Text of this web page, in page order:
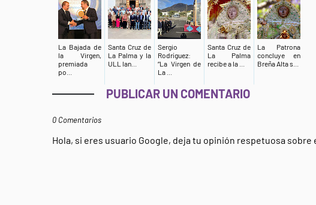
La Bajada de
la Virgen,
premiada
po...
Santa Cruz de
La Palma y la
ULL lan...
Sergio
Rodríguez:
“La Virgen de
La ...
Santa Cruz de
La Palma
recibe a la ...
La Patrona
concluye en
Breña Alta s...
PUBLICAR UN COMENTARIO
0 Comentarios
Hola, si eres usuario Google, deja tu opinión respetuosa sobre